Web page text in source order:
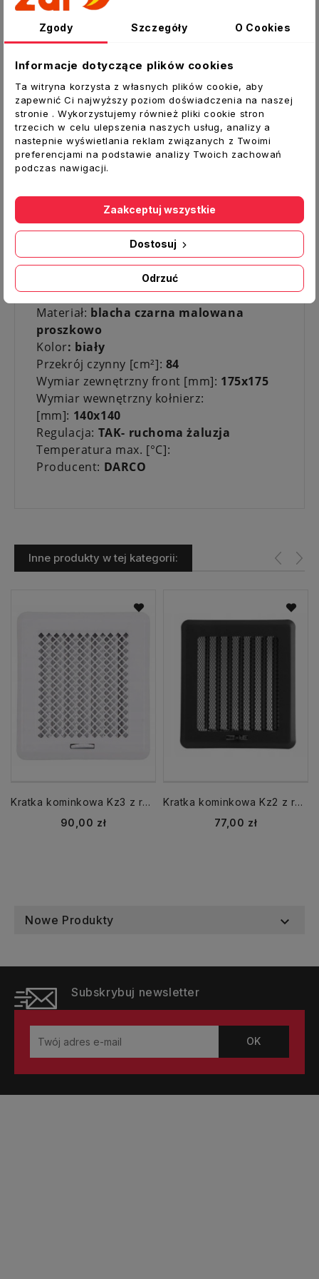
przepływu.
Ich montaż jest bardzo prosty i polega na
trwałym osadzeniu w otworze ramki lub
która blokuje się na sprężystych
zatrzaskach.
Ten sposób mocowania umożliwia łatwy
montaż i demontaż kratki np. w przypadku
jej czyszczenia.
Kratki wykonane są z metalu, dzięki czemu
możliwe jest ich wykorzystanie w okapie
kominka czy też w nawiewach powietrza z
systemów dystrybucji gorącego powietrza.
Typ:Kratka kominkowa
Materiał: blacha czarna malowana
proszkowo
Kolor: biały
Przekrój czynny [cm²]: 84
Wymiar zewnętrzny front [mm]: 175x175
Wymiar wewnętrzny kołnierz:
[mm]: 140x140
Regulacja: TAK- ruchoma żaluzja
Temperatura max. [°C]:
Producent: DARCO
Inne produkty w tej kategorii:
Kratka kominkowa Kz3 z ramką z żaluzją biała
Cena
90,00 zł
Kratka kominkowa Kz2 z ramką z żaluzją czarna
Cena
77,00 zł
Nowe Produkty 
Subskrybuj newsletter
Zgody Szczegóły O Cookies
Informacje dotyczące plików cookies
Ta witryna korzysta z własnych plików cookie, aby
zapewnić Ci najwyższy poziom doświadczenia na naszej
stronie . Wykorzystujemy również pliki cookie stron
trzecich w celu ulepszenia naszych usług, analizy a
nastepnie wyświetlania reklam związanych z Twoimi
preferencjami na podstawie analizy Twoich zachowań
podczas nawigacji.
Odrzuć
Dostosuj
Zaakceptuj wszystkie